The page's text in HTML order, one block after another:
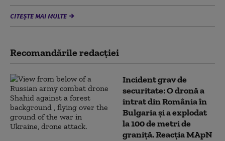
CITEȘTE MAI MULTE
Recomandările redacţiei
Incident grav de
securitate: O dronă a
intrat din România în
Bulgaria şi a explodat
la 100 de metri de
graniţă. Reacția MApN